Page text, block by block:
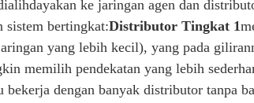
ke jaringan agen dan
sistem bertingkat:Distributor Tingkat 1
yang lebih kecil), yang pada
memilih pendekatan yang lebih
bekerja dengan banyak distributor tanpa